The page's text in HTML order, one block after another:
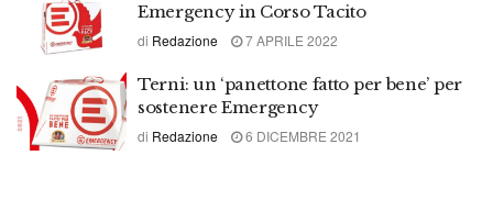
Emergency in Corso Tacito
di Redazione 7 APRILE 2022
Terni: un ‘panettone fatto per bene’ per
sostenere Emergency
di Redazione 6 DICEMBRE 2021